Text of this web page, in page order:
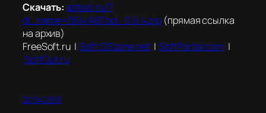
Скачать:abtool.ru/?
dl_name=064/ABTool_0.6.4.zip (прямая ссылка
на архив)
FreeSoft.ru |Soft.OSzone.net|SoftPortal.com |
SoftOut.ru
20.04.2015